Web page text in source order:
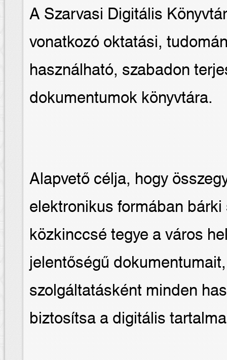
A Szarvasi Digitális
vonatkozó oktatási,
használható, szabadon
dokumentumok könyvtára.
Alapvető célja, hogy
elektronikus formában
közkinccsé tegye a város
jelentőségű
szolgáltatásként minden
biztosítsa a digitális